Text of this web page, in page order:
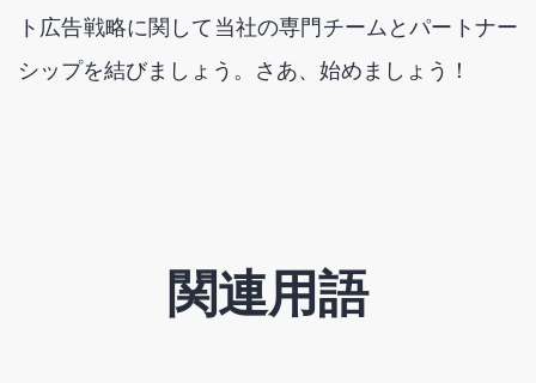
ト広告戦略に関して当社の専門チームとパートナー
シップを結びましょう。さあ、始めましょう！
関連用語